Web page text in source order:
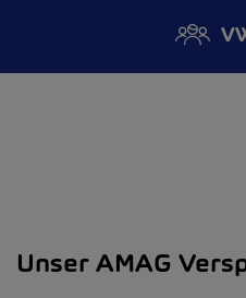
Unser AMAG